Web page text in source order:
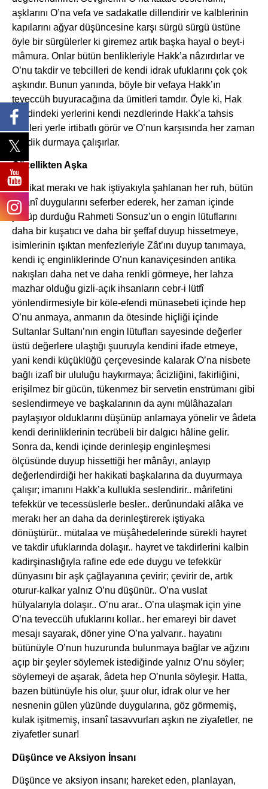
aşklarını O’na vefa ve sadakatle dillendirir ve kalblerinin
kapılarını ağyar düşüncesine karşı sürgü sürgü üstüne
öyle bir sürgülerler ki giremez artık başka hayal o beyt-i
mâmura. Onlar bütün benlikleriyle Hakk’a nâzırdırlar ve
O’nu takdir ve tebcilleri de kendi idrak ufuklarını çok çok
aşkındır. Bunun yanında, böyle bir vefaya Hakk’ın
teveccüh buyuracağına da ümitleri tamdır. Öyle ki, Hak
nezdindeki yerlerini kendi nezdlerinde Hakk’a tahsis
ettikleri yerle irtibatlı görür ve O’nun karşısında her zaman
dimdik durmaya çalışırlar.
Güzellikten Aşka
Hakikat merakı ve hak iştiyakıyla şahlanan her ruh, bütün
insanî duygularını seferber ederek, her zaman içinde
yüzüp durduğu Rahmeti Sonsuz’un o engin lütuflarını
daha bir kuşatıcı ve daha bir şeffaf duyup hissetmeye,
isimlerinin ışıktan menfezleriyle Zât’ını duyup tanımaya,
kendi iç enginliklerinde O’nun kanaviçesinden antika
nakışları daha net ve daha renkli görmeye, her lahza
mazhar olduğu gizli-açık ihsanların cebr-i lütfî
yönlendirmesiyle bir köle-efendi münasebeti içinde hep
O’nu anmaya, anmanın da ötesinde hiçliği içinde
Sultanlar Sultanı’nın engin lütufları sayesinde değerler
üstü değerlere ulaştığı şuuruyla kendini ifade etmeye,
yani kendi küçüklüğü çerçevesinde kalarak O’na nisbete
bağlı izafî bir ululuğu haykırmaya; âcizliğini, fakirliğini,
erişilmez bir gücün, tükenmez bir servetin enstrümanı gibi
seslendirmeye ve başkalarının da aynı mülâhazaları
paylaşıyor olduklarını düşünüp anlamaya yönelir ve âdeta
kendi derinliklerinin tecrübeli bir dalgıcı hâline gelir.
Sonra da, kendi içinde derinleşip enginleşmesi
ölçüsünde duyup hissettiği her mânâyı, anlayıp
değerlendirdiği her hakikati başkalarına da duyurmaya
çalışır; imanını Hakk’a kullukla seslendirir.. mârifetini
tefekkür ve tecessüslerle besler.. derûnundaki alâka ve
merakı her an daha da derinleştirerek iştiyaka
dönüştürür.. mütalaa ve müşâhedelerinde sürekli hayret
ve takdir ufuklarında dolaşır.. hayret ve takdirlerini kalbin
kadirşinaslığıyla rafine ede ede duygu ve tefekkür
dünyasını bir aşk çağlayanına çevirir; çevirir de, artık
oturur-kalkar yalnız O’nu düşünür.. O’na vuslat
hülyalarıyla dolaşır.. O’nu arar.. O’na ulaşmak için yine
O’na teveccüh ufuklarını kollar.. her emareyi bir davet
mesajı sayarak, döner yine O’na yalvarır.. hayatını
bütünüyle O’nun huzurunda bulunmaya bağlar ve ağzını
açıp bir şeyler söylemek istediğinde yalnız O’nu söyler;
söylemeyi de aşarak, âdeta hep O’nunla söyleşir. Hatta,
bazen bütünüyle his olur, şuur olur, idrak olur ve her
nesnenin gülen yüzünde duygularına, göz görmemiş,
kulak işitmemiş, insanî tasavvurları aşkın ne ziyafetler, ne
ziyafetler sunar!
Düşünce ve Aksiyon İnsanı
Düşünce ve aksiyon insanı; hareket eden, planlayan,